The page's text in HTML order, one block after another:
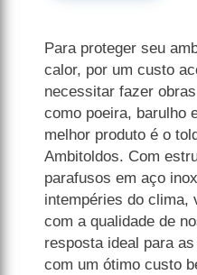
Para proteger seu
calor, por um custo
necessitar fazer
como poeira, barulho
melhor produto é o
Ambitoldos. Com
parafusos em aço
intempéries do clima,
com a qualidade de
resposta ideal para
com um ótimo custo